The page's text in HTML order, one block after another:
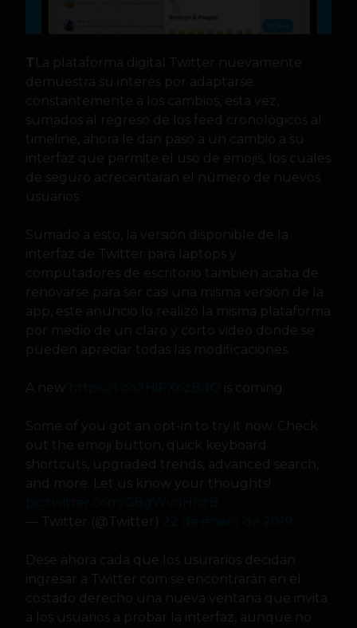
T La plataforma digital Twitter nuevamente
demuestra su interés por adaptarse
constantemente a los cambios, esta vez,
sumados al regreso de los feed cronológicos al
timeline, ahora le dan paso a un cambio a su
interfaz que permite el uso de emojis, los cuales
de seguro acrecentaran el número de nuevos
usuarios.
Sumado a esto, la versión disponible de la
interfaz de Twitter para laptops y
computadores de escritorio también acaba de
renovarse para ser casi una misma versión de la
app, este anuncio lo realizó la misma plataforma
por medio de un claro y corto video donde se
pueden apreciar todas las modificaciones.
A new is coming.
Some of you got an opt-in to try it now. Check
out the emoji button, quick keyboard
shortcuts, upgraded trends, advanced search,
and more. Let us know your thoughts!
— Twitter (@Twitter)
Dese ahora cada que los usurarios decidan
ingresar a Twitter.com se encontrarán en el
costado derecho una nueva ventana que invita
a los usuarios a probar la interfaz, aunque no